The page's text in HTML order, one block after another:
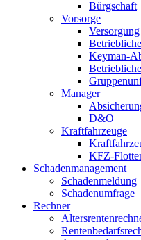
Bürgschaft
Vorsorge
Versorgung
Keyman-
Manager
D&O
Kraftfahrzeuge
KFZ-
Schadenmanagement
Schadenmeldung
Schadenumfrage
Rechner